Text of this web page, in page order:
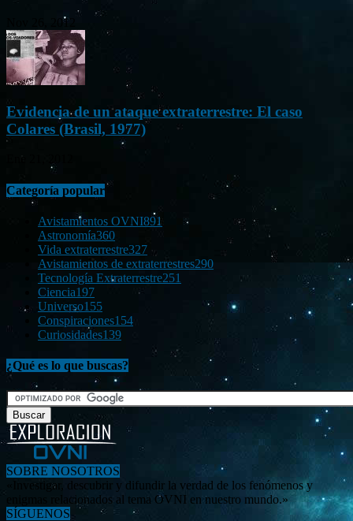
Nov 26, 2012
Evidencia de un ataque extraterrestre: El caso
Colares (Brasil, 1977)
Categoría popular
Avistamientos OVNI891
Astronomía360
Vida extraterrestre327
Avistamientos de extraterrestres290
Tecnología Extraterrestre251
Ciencia197
Universo155
Conspiraciones154
Curiosidades139
¿Qué es lo que buscas?
SOBRE NOSOTROS
«Investigar, descubrir y difundir la verdad de los fenómenos y
enigmas relacionados al tema OVNI en nuestro mundo.»
SÍGUENOS